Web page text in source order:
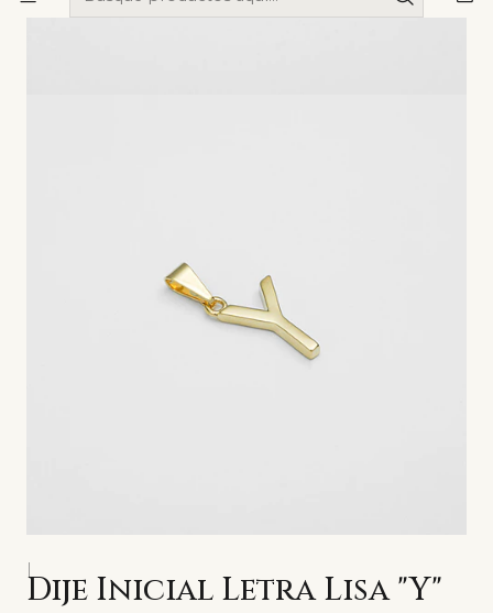
|
Dije Inicial Letra Lisa "Y"